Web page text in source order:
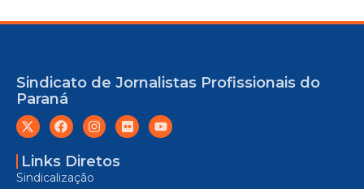
Sindicato de Jornalistas Profissionais do
Paraná
Links Diretos
Sindicalização